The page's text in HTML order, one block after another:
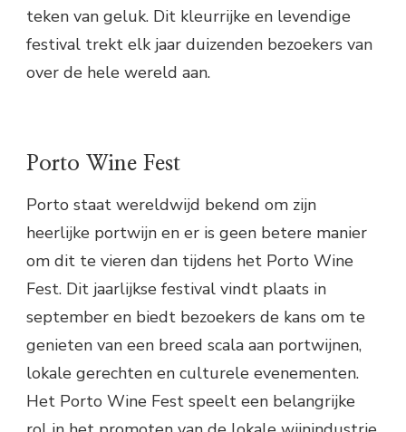
teken van geluk. Dit kleurrijke en levendige
festival trekt elk jaar duizenden bezoekers van
over de hele wereld aan.
Porto Wine Fest
Porto staat wereldwijd bekend om zijn
heerlijke portwijn en er is geen betere manier
om dit te vieren dan tijdens het Porto Wine
Fest. Dit jaarlijkse festival vindt plaats in
september en biedt bezoekers de kans om te
genieten van een breed scala aan portwijnen,
lokale gerechten en culturele evenementen.
Het Porto Wine Fest speelt een belangrijke